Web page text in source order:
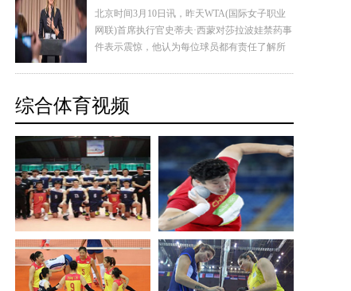
北京时间3月10日讯，昨天WTA(国际女子职业
网联)首席执行官史蒂夫·西蒙对莎拉波娃禁药事
件表示震惊，他认为每位球员都有责任了解所
莎娃是明知故犯！对于米屈肼将被列为禁药她
至少收到
综合体育视频